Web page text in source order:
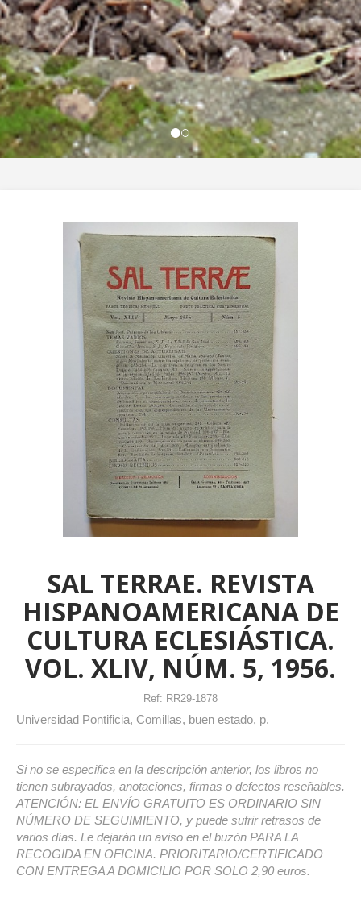
SAL TERRAE. REVISTA
HISPANOAMERICANA DE
CULTURA ECLESIÁSTICA.
VOL. XLIV, NÚM. 5, 1956.
Ref: RR29-1878
Universidad Pontificia, Comillas, buen estado, p.
Si no se especifica en la descripción anterior, los libros no
tienen subrayados, anotaciones, firmas o defectos reseñables.
ATENCIÓN: EL ENVÍO GRATUITO ES ORDINARIO SIN
NÚMERO DE SEGUIMIENTO, y puede sufrir retrasos de
varios días. Le dejarán un aviso en el buzón PARA LA
RECOGIDA EN OFICINA. PRIORITARIO/CERTIFICADO
CON ENTREGA A DOMICILIO POR SOLO 2,90 euros.